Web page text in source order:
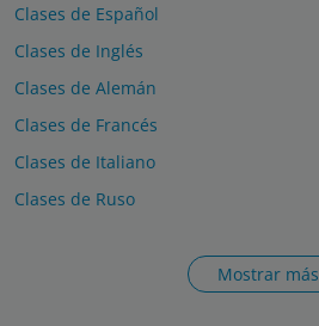
Clases de Español
Clases de Inglés
Clases de Alemán
Clases de Francés
Clases de Italiano
Clases de Ruso
Mostrar más